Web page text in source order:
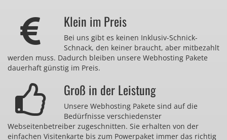
Klein im Preis
Bei uns gibt es keinen Inklusiv-Schnick-
Schnack, den keiner braucht, aber mitbezahlt
werden muss. Dadurch bleiben unsere Webhosting Pakete
dauerhaft günstig im Preis.
Groß in der Leistung
Unsere Webhosting Pakete sind auf die
Bedürfnisse verschiedenster
Webseitenbetreiber zugeschnitten. Sie erhalten von der
einfachen Visitenkarte bis zum Powerpaket immer das richtig